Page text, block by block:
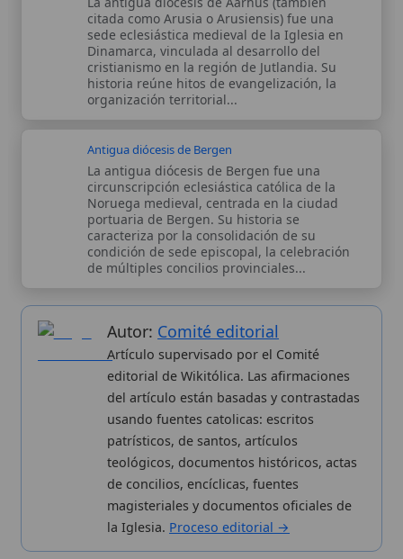
Artículo supervisado por el Comité
editorial de Wikitólica. Las afirmaciones
del artículo están basadas y contrastadas
usando fuentes catolicas: escritos
patrísticos, de santos, artículos
teológicos, documentos históricos, actas
magisteriales y documentos oficiales de
la Iglesia. Proceso editorial →
Wikitólica © 2026. Enciclopedia del patrimonio doctrinal,
histórico y litúrgico de la Iglesia Católica. Parte de la red formativa
Curso Católico,Buscador CatólicoyCustodio Animae. Con
analíticas anónimas. LicenciaCC BY-SA(texto). Editado en
Carlo Acutis.
Proceso editorial
Publicación seriada
Datos abiertos
Estadísticas
Aviso legal
Política de privacidad
Más visitados
Nuevas entradas
Cambios recientes
Aplicaciones
Kit de Prensa
Widgets para tu web
✦ SÍGUENOS EN
Canal de WhatsApp
Únete · publicación regular
Perfil de Instagram
Síguenos · @wikitolica